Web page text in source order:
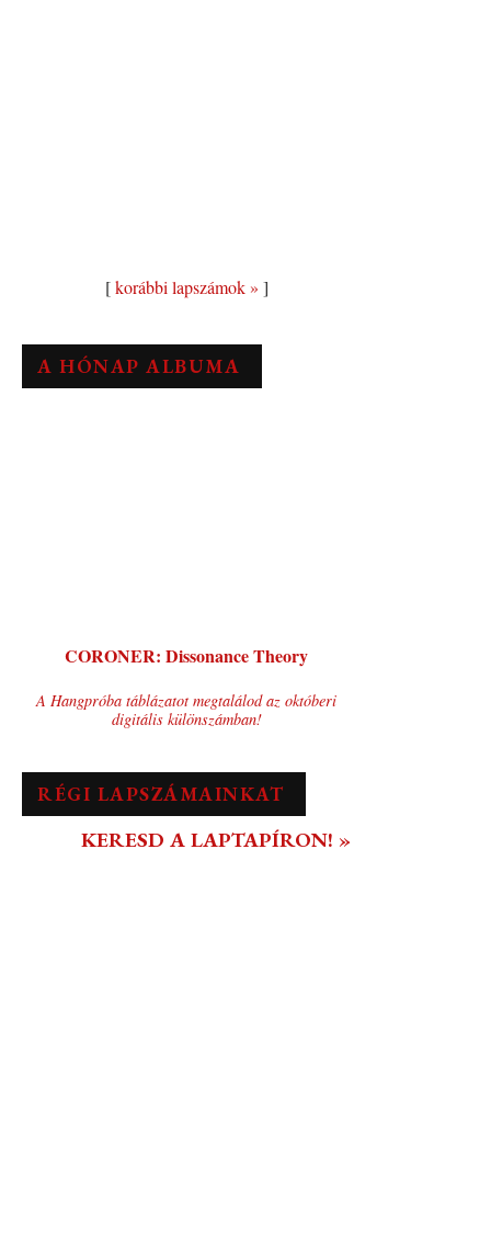
[korábbi lapszámok » ]
A HÓNAP ALBUMA
CORONER: Dissonance Theory
A Hangpróba táblázatot megtalálod az októberi
digitális különszámban!
RÉGI LAPSZÁMAINKAT
KERESD A LAPTAPÍRON! »